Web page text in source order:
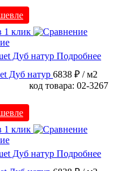
1 клик
Подробнее
Дуб натур 6838 ₽ / м2
код товара: 02-3267
1 клик
Подробнее